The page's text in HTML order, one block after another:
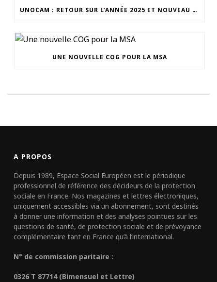
UNOCAM : RETOUR SUR L’ANNÉE 2025 ET NOUVEAU SECRÉTAIRE GÉNÉRAL
UNE NOUVELLE COG POUR LA MSA
A PROPOS
Depuis 1989, Espace Social Européen est le périodique
professionnel de référence des décideurs de la protection
sociale en France. Nos magazines et lettres électroniques,
uniquement accessibles via un abonnement, sont destinés
à donner une information et des analyses pointues sur les
questions de santé, de protection sociale et de prévoyance
complémentaire tant en France qu’à l’international.
N° de commission paritaire :
0326 T 87714 (Bimensuel et Lettre)